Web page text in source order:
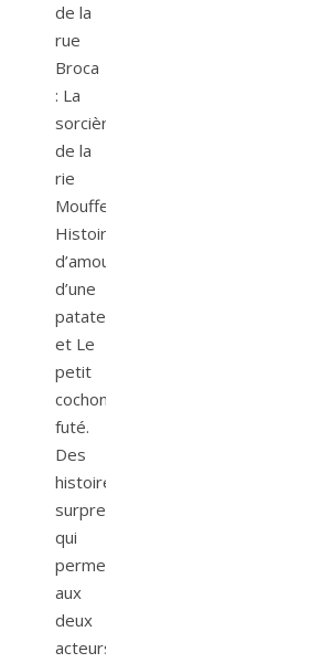
de la
rue
Broca
: La
sorcière
de la
rie
Mouffetard,
Histoire
d’amour
d’une
patate
et Le
petit
cochon
futé.
Des
histoires
surprenantes
qui
permettent
aux
deux
acteurs